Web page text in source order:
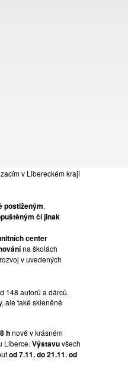
Věnuje se keramice,
k volné sochařské
v Libereckém kraji
postiženým,
či jinak
center
na školách
v uvedených
148 autorů a dárců.
ale také skleněné
hnově v krásném
Liberce. Výstavuvšech
od 7.11. do 21.11. od